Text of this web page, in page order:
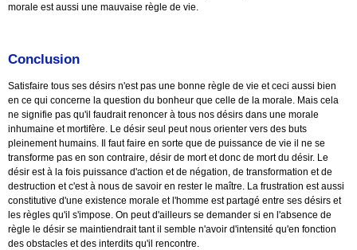
morale est aussi une mauvaise règle de vie.
Conclusion
Satisfaire tous ses désirs n'est pas une bonne règle de vie et ceci aussi bien
en ce qui concerne la question du bonheur que celle de la morale. Mais cela
ne signifie pas qu'il faudrait renoncer à tous nos désirs dans une morale
inhumaine et mortifère. Le désir seul peut nous orienter vers des buts
pleinement humains. Il faut faire en sorte que de puissance de vie il ne se
transforme pas en son contraire, désir de mort et donc de mort du désir. Le
désir est à la fois puissance d'action et de négation, de transformation et de
destruction et c'est à nous de savoir en rester le maître. La frustration est aussi
constitutive d'une existence morale et l'homme est partagé entre ses désirs et
les règles qu'il s'impose. On peut d'ailleurs se demander si en l'absence de
règle le désir se maintiendrait tant il semble n'avoir d'intensité qu'en fonction
des obstacles et des interdits qu'il rencontre.